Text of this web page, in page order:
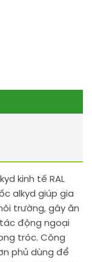
kinh tế RAL
alkyd giúp gia
trường, gây ăn
động ngoại
tróc. Công
phủ dùng để